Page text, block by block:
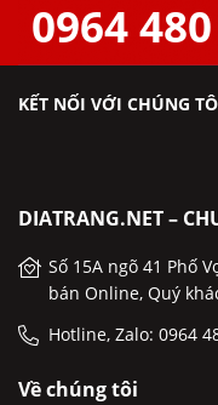
0964
KẾT NỐI VỚI CHÚNG
DIATRANG.NET –
Số 15A ngõ 41 Phố
bán Online, Quý
Hotline, Zalo: 0964
Về chúng tôi